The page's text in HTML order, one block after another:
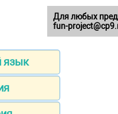
язык
Для любых
fun-